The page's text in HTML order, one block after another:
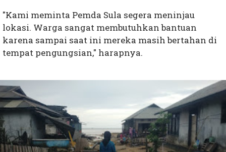
"Kami meminta Pemda Sula segera meninjau
lokasi. Warga sangat membutuhkan bantuan
karena sampai saat ini mereka masih bertahan di
tempat pengungsian," harapnya.